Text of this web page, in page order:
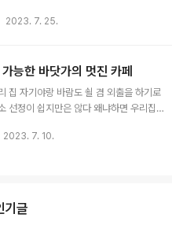
다 사실 드라이브는 핑계였고 날도 더운
책을 한 후 바로 런치 전부터 눈 여겨 봐
분위기가 좋아 보였고 무엇보다 반려견
기는 따로 설명하지 않고 사진으로 대신
부 단풍 나무였다 여긴 가을에 꼭 꼭 다시
2023. 7. 25.
능한 바닷가의 멋진 카페
집 자기야랑 바람도 쇨 겸 외출을 하기로
선정이 쉽지만은 않다 왜냐하면 우리집
어 버렸다 고령견 대열에 드디어 합류하
수 있나 가 전제 조건이다 나들이 장소도
를 하면 외식을 하게 될테고 역시나 모꼬
2023. 7. 10.
기글